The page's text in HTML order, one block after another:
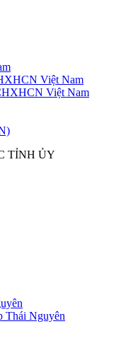
Việt Nam
Việt Nam
TỈNH ỦY
Thái Nguyên